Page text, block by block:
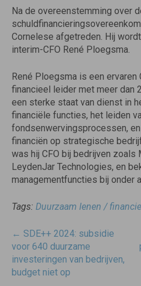
Na de overeenstemming over
Cornelese afgetreden. Hij
interim-CFO René Ploegsma.
René Ploegsma is een ervaren
financieel leider met meer dan
een sterke staat van dienst in
financiële functies, het leiden
fondsenwervingsprocessen,
financiën op strategische
was hij CFO bij bedrijven zoals
LeydenJar Technologies, en
managementfuncties bij onder
Tags: Duurzaam lenen /
Post
navigatie
← SDE++ 2024: subsidie
voor 640 duurzame
investeringen van bedrijven,
budget niet op